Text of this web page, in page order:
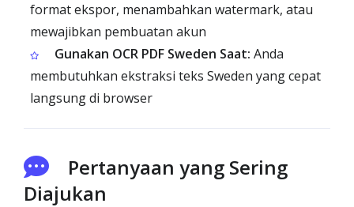
format ekspor, menambahkan watermark, atau
mewajibkan pembuatan akun
Gunakan OCR PDF Sweden Saat: Anda
membutuhkan ekstraksi teks Sweden yang cepat
langsung di browser
Pertanyaan yang Sering
Diajukan